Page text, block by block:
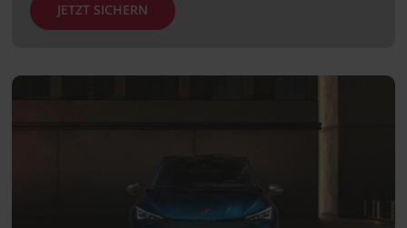
JETZT SICHERN